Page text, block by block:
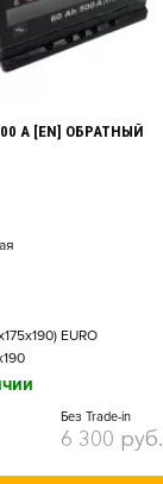
А [EN] ОБРАТНЫЙ
EURO
Без Trade-in
6 300 руб.